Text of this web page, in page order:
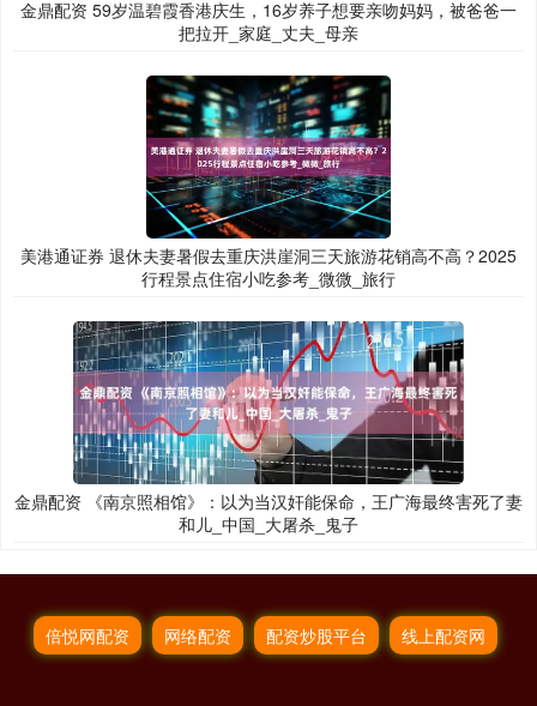
金鼎配资 59岁温碧霞香港庆生，16岁养子想要亲吻妈妈，被爸爸一
把拉开_家庭_丈夫_母亲
美港通证券 退休夫妻暑假去重庆洪崖洞三天旅游花销高不高？2025
行程景点住宿小吃参考_微微_旅行
金鼎配资 《南京照相馆》：以为当汉奸能保命，王广海最终害死了妻
和儿_中国_大屠杀_鬼子
倍悦网配资 网络配资 配资炒股平台 线上配资网